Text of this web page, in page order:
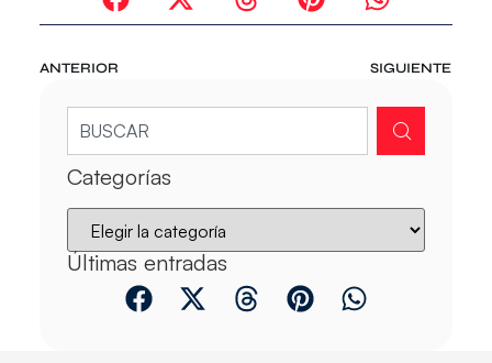
ANTERIOR SIGUIENTE
Categorías
Últimas entradas